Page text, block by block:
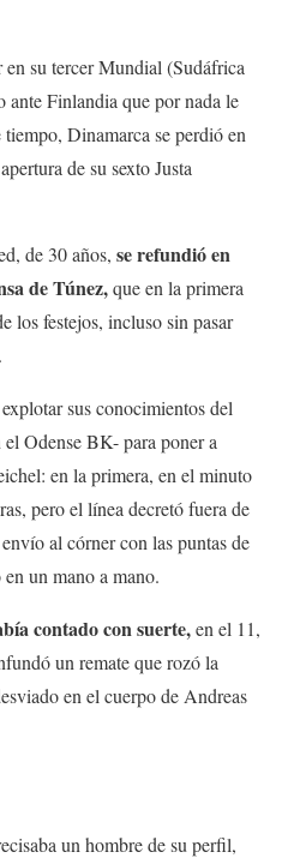
su tercer Mundial (Sudáfrica
ante Finlandia que por nada le
Dinamarca se perdió en
de su sexto Justa
de 30 años, se refundió en
de Túnez,que en la primera
los festejos, incluso sin pasar
sus conocimientos del
el Odense BK- para poner a
en la primera, en el minuto
pero el línea decretó fuera de
al córner con las puntas de
un mano a mano.
contado con suerte,en el 11,
un remate que rozó la
en el cuerpo de Andreas
un hombre de su perfil,